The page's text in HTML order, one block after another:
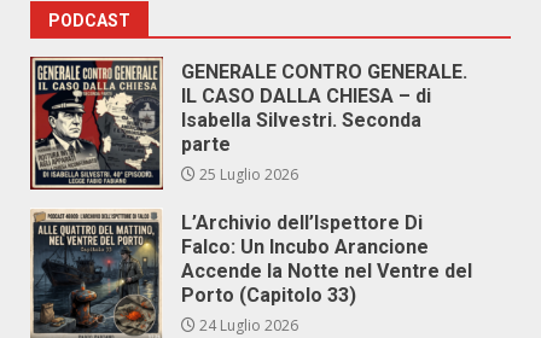
PODCAST
GENERALE CONTRO GENERALE.
IL CASO DALLA CHIESA – di
Isabella Silvestri. Seconda
parte
25 Luglio 2026
L’Archivio dell’Ispettore Di
Falco: Un Incubo Arancione
Accende la Notte nel Ventre del
Porto (Capitolo 33)
24 Luglio 2026